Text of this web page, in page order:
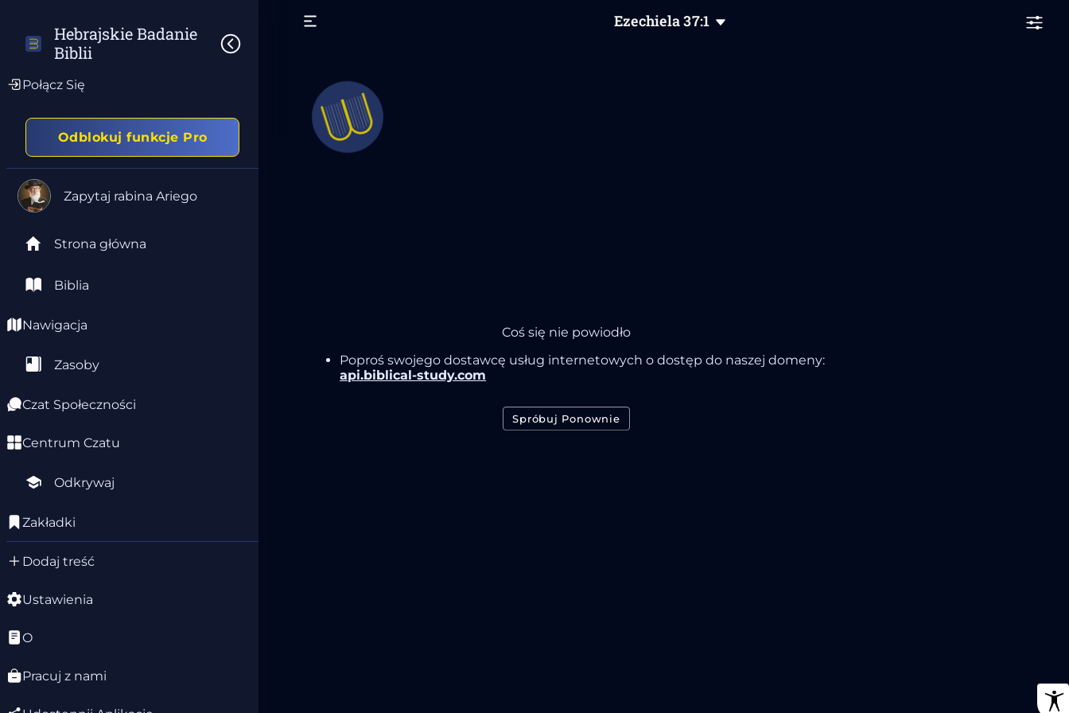
Hebrajskie Badanie
Biblii
Połącz Się
Odblokuj funkcje Pro
Zapytaj rabina Ariego
Strona główna
Biblia
Nawigacja
Zasoby
Czat Społeczności
Centrum Czatu
Odkrywaj
Zakładki
Dodaj treść
Ustawienia
O
Pracuj z nami
Ezechiela37:1
Coś się nie powiodło
Poproś swojego dostawcę usług internetowych o dostęp do naszej domeny:
api.biblical-study.com
Spróbuj Ponownie